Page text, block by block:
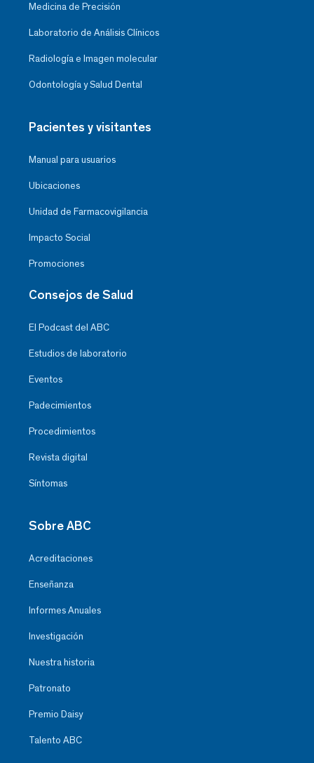
Medicina de Precisión
Laboratorio de Análisis Clínicos
Radiología e Imagen molecular
Odontología y Salud Dental
Pacientes y visitantes
Manual para usuarios
Ubicaciones
Unidad de Farmacovigilancia
Impacto Social
Promociones
Consejos de Salud
El Podcast del ABC
Estudios de laboratorio
Eventos
Padecimientos
Procedimientos
Revista digital
Síntomas
Sobre ABC
Acreditaciones
Enseñanza
Informes Anuales
Investigación
Nuestra historia
Patronato
Premio Daisy
Talento ABC